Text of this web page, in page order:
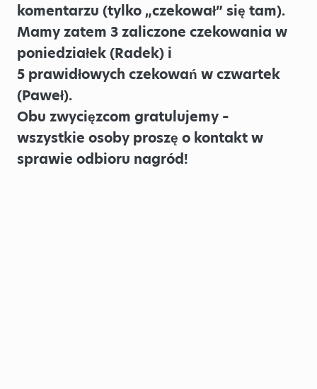
komentarzu (tylko „czekował” się tam).
Mamy zatem 3 zaliczone czekowania w
poniedziałek (Radek) i
5 prawidłowych czekowań w czwartek
(Paweł).
Obu zwycięzcom gratulujemy –
wszystkie osoby proszę o kontakt w
sprawie odbioru nagród!